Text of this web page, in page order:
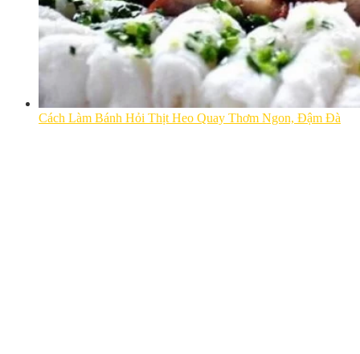
Cách Làm Bánh Hỏi Thịt Heo Quay Thơm Ngon, Đậm Đà